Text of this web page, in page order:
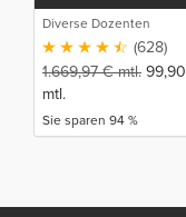
Diverse Dozenten
(628)
1.669,97€mtl. 99,90
mtl.
Sie sparen 94 %